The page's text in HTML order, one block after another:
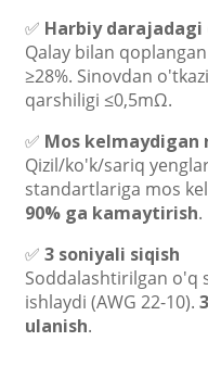
✅ Harbiy
Qalay bilan
≥28%. Sinovdan
qarshiligi ≤0,5mΩ.
✅ Mos kelmaydigan
Qizil/ko'k/sariq
standartlariga mos
90% ga kamaytirish.
✅ 3 soniyali siqish
Soddalashtirilgan o'q
ishlaydi (AWG 22-10).
ulanish.